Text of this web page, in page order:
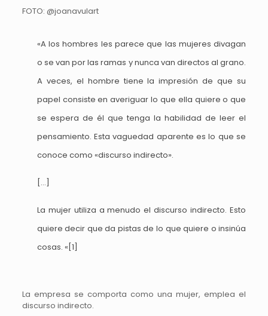
FOTO: @joanavulart
«A los hombres les parece que las mujeres divagan
o se van por las ramas y nunca van directos al grano.
A veces, el hombre tiene la impresión de que su
papel consiste en averiguar lo que ella quiere o que
se espera de él que tenga la habilidad de leer el
pensamiento. Esta vaguedad aparente es lo que se
conoce como «discurso indirecto».
[…]
La mujer utiliza a menudo el discurso indirecto. Esto
quiere decir que da pistas de lo que quiere o insinúa
cosas. «[1]
La empresa se comporta como una mujer, emplea el
discurso indirecto.